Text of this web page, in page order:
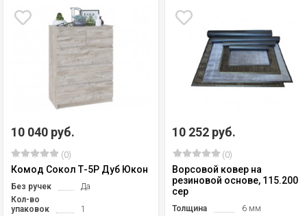
10 040 руб.
(0)
Комод Сокол Т-5Р Дуб Юкон
Без ручек
Да
Кол-во
упаковок
1
10 252 руб.
(0)
Ворсовой ковер на
резиновой основе, 115.200
сер
Толщина
6 мм